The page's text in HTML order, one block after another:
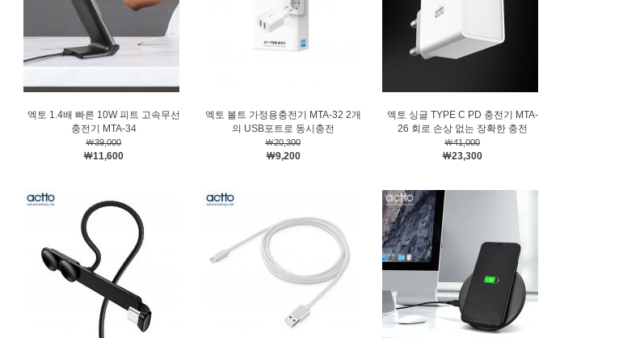
엑토 1.4배 빠른 10W 피트 고속무선
충전기 MTA-34
￦39,000
￦11,600
엑토 볼트 가정용충전기 MTA-32 2개
의 USB포트로 동시충전
￦20,300
￦9,200
엑토 싱글 TYPE C PD 충전기 MTA-
26 회로 손상 없는 장확한 충전
￦41,000
￦23,300